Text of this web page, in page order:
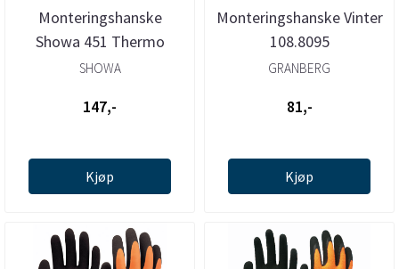
Monteringshanske
Showa 451 Thermo
Vinter
SHOWA
147,-
Kjøp
Monteringshanske Vinter
108.8095
GRANBERG
81,-
Kjøp